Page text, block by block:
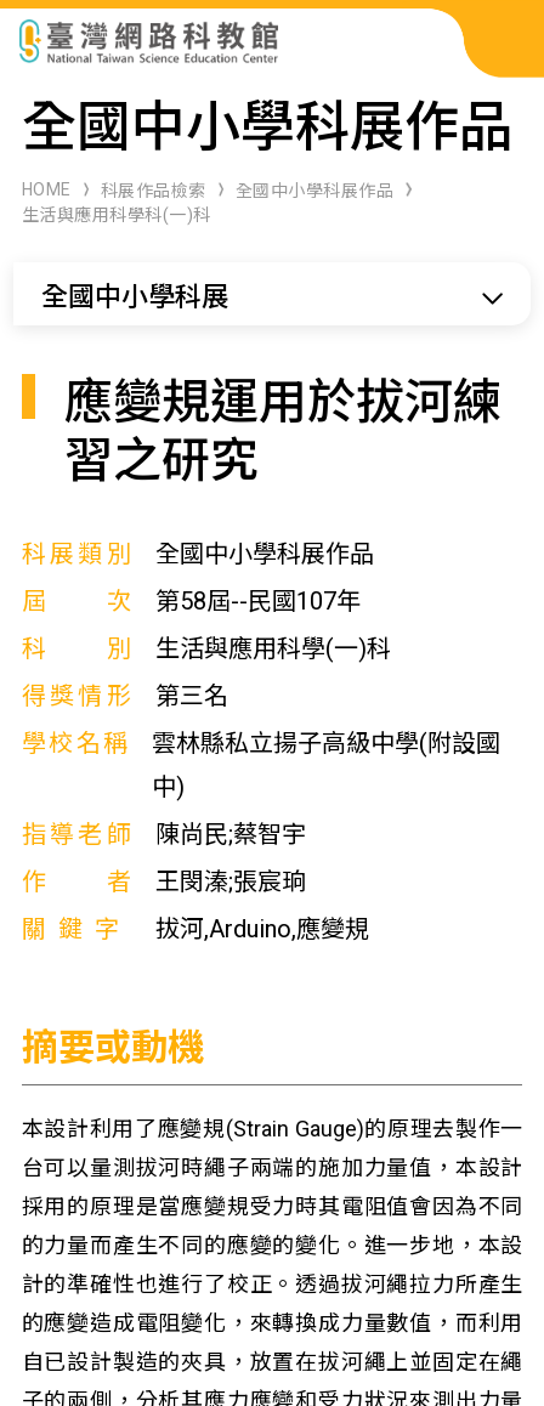
科展作品檢索
科學研習月刊
全國中小學科展作品
HOME 科展作品檢索
全國中小學科展作品
生活與應用科學科(一)科
全國中小學科展
應變規運用於拔河練
習之研究
科展類別
全國中小學科展作品
屆次
第58屆--民國107年
科別
生活與應用科學(一)科
得獎情形
第三名
學校名稱
雲林縣私立揚子高級中學(附設國
中)
指導老師
陳尚民;蔡智宇
作者
王閔溱;張宸珦
關鍵字
拔河,Arduino,應變規
摘要或動機
本設計利用了應變規(Strain Gauge)的原理去製作一
台可以量測拔河時繩子兩端的施加力量值，本設計
採用的原理是當應變規受力時其電阻值會因為不同
的力量而產生不同的應變的變化。進一步地，本設
計的準確性也進行了校正。透過拔河繩拉力所產生
的應變造成電阻變化，來轉換成力量數值，而利用
自已設計製造的夾具，放置在拔河繩上並固定在繩
子的兩側，分析其應力應變和受力狀況來測出力量